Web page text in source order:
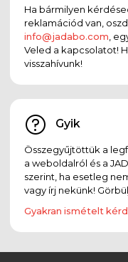
Ha bármilyen
reklamációd van,
info@jadabo.com ,
Veled a kapcsolatot!
visszahívunk!
Gyik
Összegyűjtöttük a
a weboldalról és a
szerint, ha esetleg
vagy írj nekünk!
Gyakran ismételt